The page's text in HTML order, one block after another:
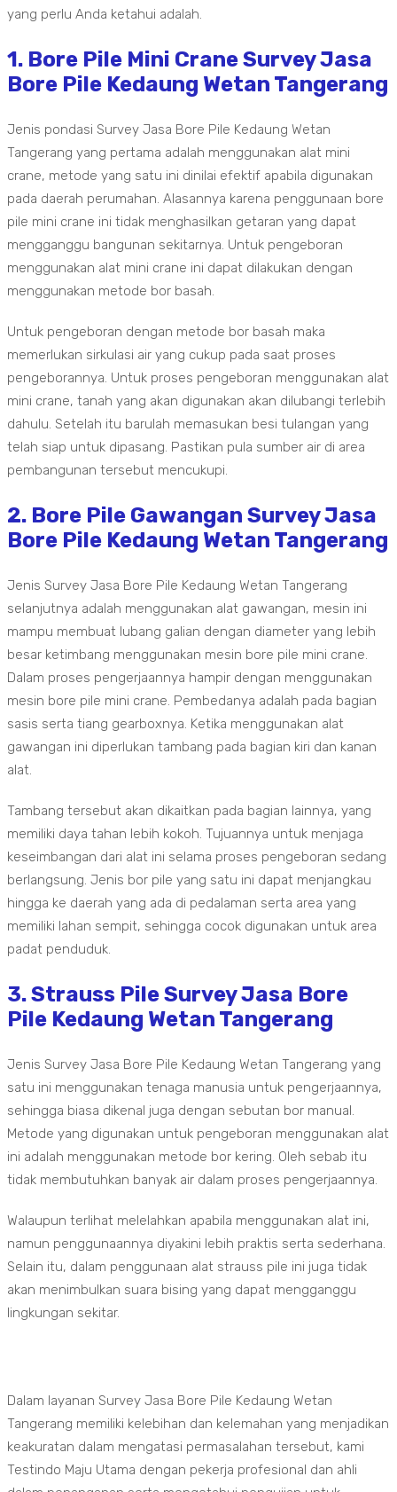
yang perlu Anda ketahui adalah.
1. Bore Pile Mini Crane Survey Jasa
Bore Pile Kedaung Wetan Tangerang
Jenis pondasi Survey Jasa Bore Pile Kedaung Wetan
Tangerang yang pertama adalah menggunakan alat mini
crane, metode yang satu ini dinilai efektif apabila digunakan
pada daerah perumahan. Alasannya karena penggunaan bore
pile mini crane ini tidak menghasilkan getaran yang dapat
mengganggu bangunan sekitarnya. Untuk pengeboran
menggunakan alat mini crane ini dapat dilakukan dengan
menggunakan metode bor basah.
Untuk pengeboran dengan metode bor basah maka
memerlukan sirkulasi air yang cukup pada saat proses
pengeborannya. Untuk proses pengeboran menggunakan alat
mini crane, tanah yang akan digunakan akan dilubangi terlebih
dahulu. Setelah itu barulah memasukan besi tulangan yang
telah siap untuk dipasang. Pastikan pula sumber air di area
pembangunan tersebut mencukupi.
2. Bore Pile Gawangan Survey Jasa
Bore Pile Kedaung Wetan Tangerang
Jenis Survey Jasa Bore Pile Kedaung Wetan Tangerang
selanjutnya adalah menggunakan alat gawangan, mesin ini
mampu membuat lubang galian dengan diameter yang lebih
besar ketimbang menggunakan mesin bore pile mini crane.
Dalam proses pengerjaannya hampir dengan menggunakan
mesin bore pile mini crane. Pembedanya adalah pada bagian
sasis serta tiang gearboxnya. Ketika menggunakan alat
gawangan ini diperlukan tambang pada bagian kiri dan kanan
alat.
Tambang tersebut akan dikaitkan pada bagian lainnya, yang
memiliki daya tahan lebih kokoh. Tujuannya untuk menjaga
keseimbangan dari alat ini selama proses pengeboran sedang
berlangsung. Jenis bor pile yang satu ini dapat menjangkau
hingga ke daerah yang ada di pedalaman serta area yang
memiliki lahan sempit, sehingga cocok digunakan untuk area
padat penduduk.
3. Strauss Pile Survey Jasa Bore
Pile Kedaung Wetan Tangerang
Jenis Survey Jasa Bore Pile Kedaung Wetan Tangerang yang
satu ini menggunakan tenaga manusia untuk pengerjaannya,
sehingga biasa dikenal juga dengan sebutan bor manual.
Metode yang digunakan untuk pengeboran menggunakan alat
ini adalah menggunakan metode bor kering. Oleh sebab itu
tidak membutuhkan banyak air dalam proses pengerjaannya.
Walaupun terlihat melelahkan apabila menggunakan alat ini,
namun penggunaannya diyakini lebih praktis serta sederhana.
Selain itu, dalam penggunaan alat strauss pile ini juga tidak
akan menimbulkan suara bising yang dapat mengganggu
lingkungan sekitar.
Dalam layanan Survey Jasa Bore Pile Kedaung Wetan
Tangerang memiliki kelebihan dan kelemahan yang menjadikan
keakuratan dalam mengatasi permasalahan tersebut, kami
Testindo Maju Utama dengan pekerja profesional dan ahli